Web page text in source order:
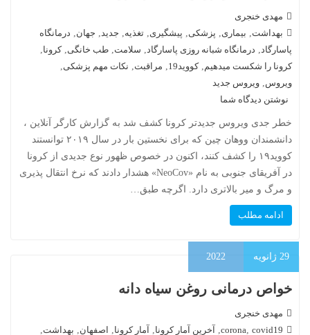
مهدی خنجری
بهداشت بیماری پزشکی پیشگیری تغذیه جدید جهان
درمانگاه
پاسارگاد
درمانگاه شبانه روزی پاسارگاد سلامت طب خانگی ,کرونا
کرونا را شکست میدهیم ,کووید19 مراقبت نکات مهم پزشکی
ویروس ویروس جدید
نوشتن دیدگاه شما
خطر جدی ویروس جدیدتر کرونا کشف شد به گزارش کارگر آنلاین ،
دانشمندان ووهان چین که برای نخستین بار در سال ۲۰۱۹ توانستند
کووید۱۹ را کشف کنند، اکنون در خصوص ظهور نوع جدیدی از کرونا
در آفریقای جنوبی به نام «NeoCov» هشدار دادند که نرخ انتقال پذیری
و مرگ و میر بالاتری دارد. اگرچه طبق…
ادامه مطلب
29 ژانویه 2022
خواص درمانی روغن سیاه دانه
مهدی خنجری
corona covid19 آخرین آمار کرونا آمار کرونا اصفهان بهداشت